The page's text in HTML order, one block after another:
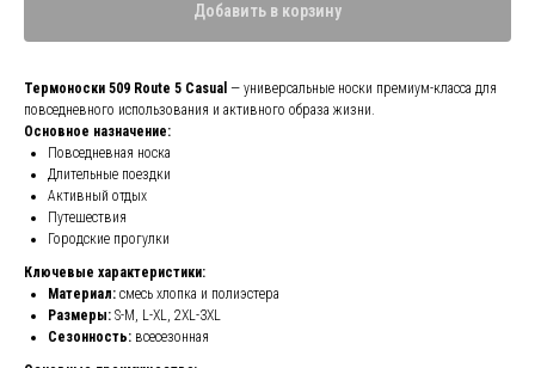
Добавить в корзину
Термоноски 509 Route 5 Casual — универсальные носки премиум-класса для
повседневного использования и активного образа жизни.
Основное назначение:
Повседневная носка
Длительные поездки
Активный отдых
Путешествия
Городские прогулки
Ключевые характеристики:
Материал: смесь хлопка и полиэстера
Размеры: S-M, L-XL, 2XL-3XL
Сезонность: всесезонная